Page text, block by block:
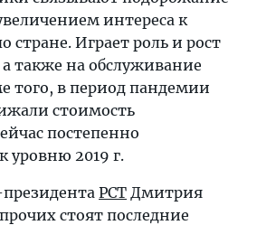
интереса к
стране. Играет роль и рост
также на обслуживание
того, в период пандемии
стоимость
постепенно
уровню 2019 г.
РСТ Дмитрия
стоят последние